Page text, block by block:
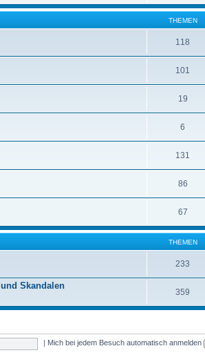
THEMEN
118
101
19
6
131
86
67
THEMEN
233
Skandalen
359
Mich bei jedem Besuch automatisch anmelden